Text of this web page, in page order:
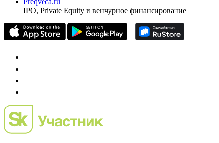
Preqveca.ru
IPO, Private Equity и венчурное финансирование